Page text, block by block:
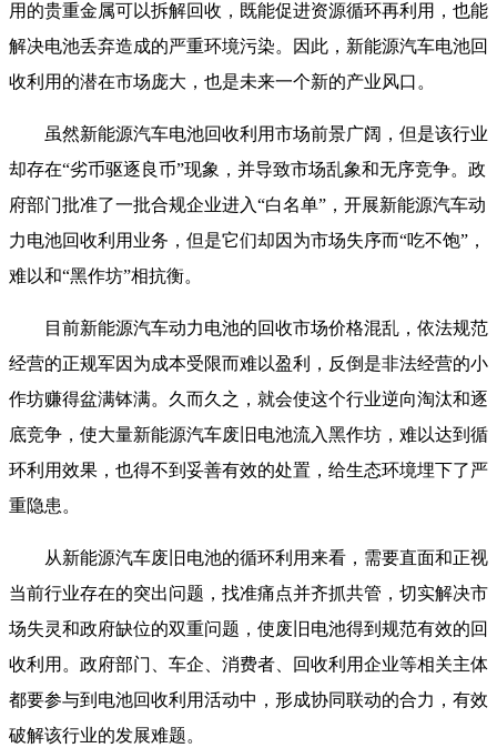
用的贵重金属可以拆解回收，既能促进资源循环再利用，也能
解决电池丢弃造成的严重环境污染。因此，新能源汽车电池回
收利用的潜在市场庞大，也是未来一个新的产业风口。
虽然新能源汽车电池回收利用市场前景广阔，但是该行业
却存在“劣币驱逐良币”现象，并导致市场乱象和无序竞争。政
府部门批准了一批合规企业进入“白名单”，开展新能源汽车动
力电池回收利用业务，但是它们却因为市场失序而“吃不饱”，
难以和“黑作坊”相抗衡。
目前新能源汽车动力电池的回收市场价格混乱，依法规范
经营的正规军因为成本受限而难以盈利，反倒是非法经营的小
作坊赚得盆满钵满。久而久之，就会使这个行业逆向淘汰和逐
底竞争，使大量新能源汽车废旧电池流入黑作坊，难以达到循
环利用效果，也得不到妥善有效的处置，给生态环境埋下了严
重隐患。
从新能源汽车废旧电池的循环利用来看，需要直面和正视
当前行业存在的突出问题，找准痛点并齐抓共管，切实解决市
场失灵和政府缺位的双重问题，使废旧电池得到规范有效的回
收利用。政府部门、车企、消费者、回收利用企业等相关主体
都要参与到电池回收利用活动中，形成协同联动的合力，有效
破解该行业的发展难题。